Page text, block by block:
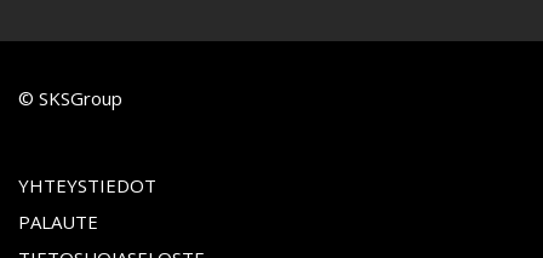
© SKSGroup
YHTEYSTIEDOT
PALAUTE